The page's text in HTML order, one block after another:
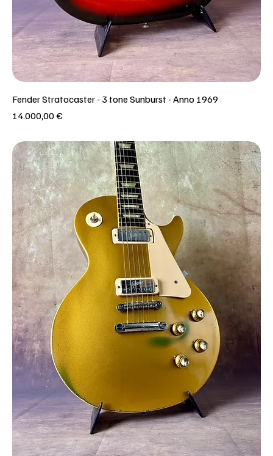
Fender Stratocaster - 3 tone Sunburst - Anno 1969
Prezzo
14.000,00 €